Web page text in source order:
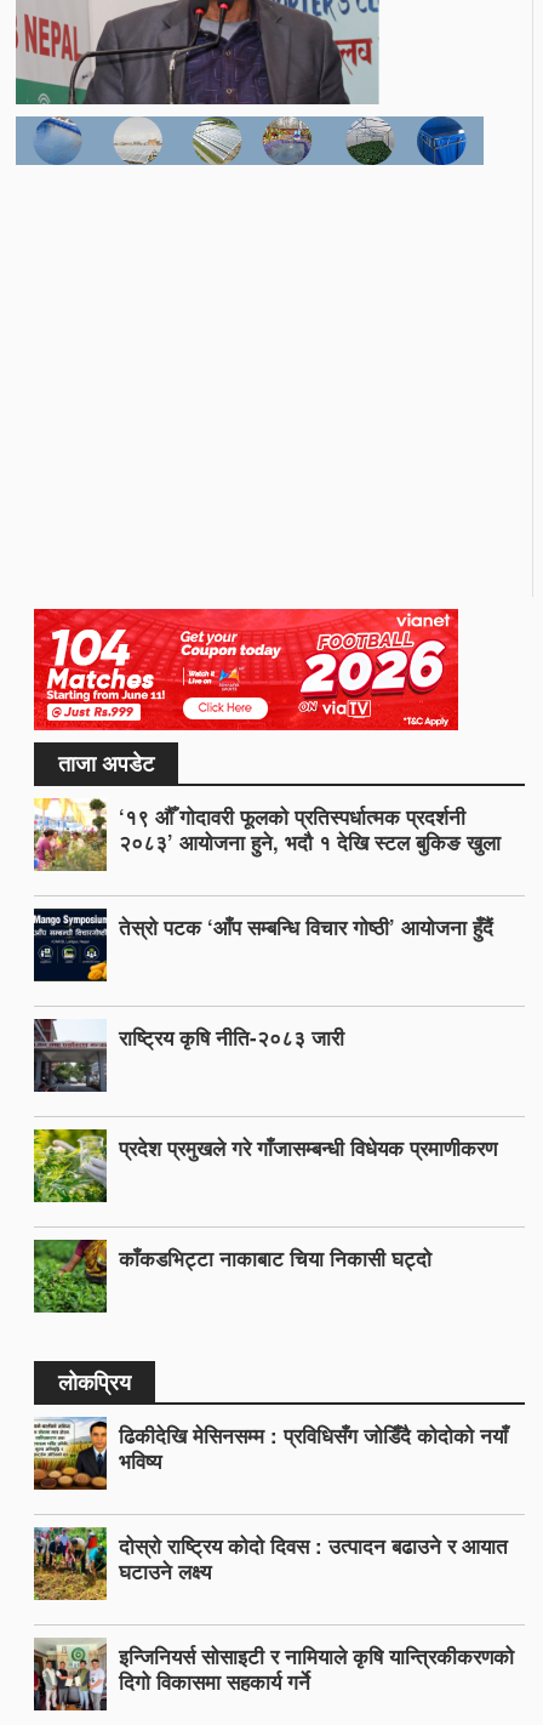
ताजा अपडेट
‘१९ औँ गोदावरी फूलको प्रतिस्पर्धात्मक प्रदर्शनी
२०८३’ आयोजना हुने, भदौ १ देखि स्टल बुकिङ खुला
तेस्रो पटक ‘आँप सम्बन्धि विचार गोष्ठी’ आयोजना हुँदैं
राष्ट्रिय कृषि नीति-२०८३ जारी
प्रदेश प्रमुखले गरे गाँजासम्बन्धी विधेयक प्रमाणीकरण
काँकडभिट्टा नाकाबाट चिया निकासी घट्दो
लोकप्रिय
ढिकीदेखि मेसिनसम्म : प्रविधिसँग जोडिँदै कोदोको नयाँ
भविष्य
दोस्रो राष्ट्रिय कोदो दिवस : उत्पादन बढाउने र आयात
घटाउने लक्ष्य
इन्जिनियर्स सोसाइटी र नामियाले कृषि यान्त्रिकीकरणको
दिगो विकासमा सहकार्य गर्ने